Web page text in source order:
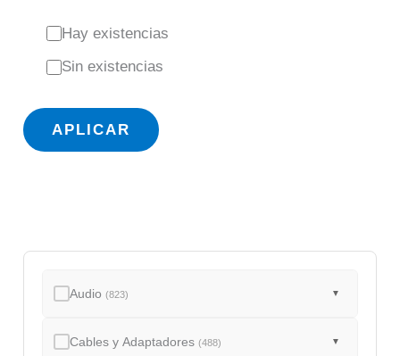
E
s
d
Hay existencias
Sin existencias
APLICAR
Audio(823) ▼
Cables y Adaptadores(488) ▼